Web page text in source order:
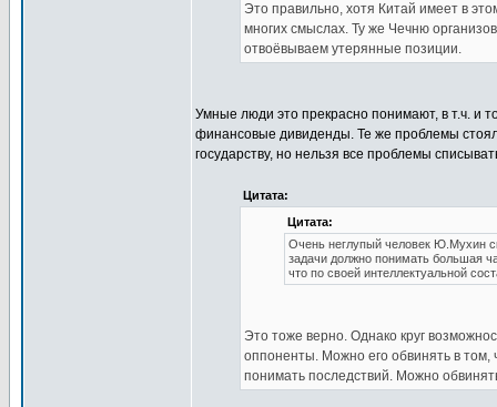
Это правильно, хотя Китай имеет в
многих смыслах. Ту же Чечню
отвоёвываем утерянные позиции.
Умные люди это прекрасно понимают, в т.ч. и
финансовые дивиденды. Те же проблемы
государству, но нельзя все проблемы
Цитата:
Цитата:
Очень неглупый человек Ю.Мухин
задачи должно понимать большая
что по своей интеллектуальной
Это тоже верно. Однако круг
оппоненты. Можно его обвинять в том,
понимать последствий. Можно